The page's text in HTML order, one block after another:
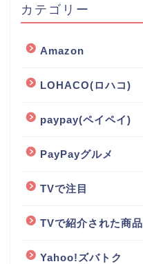
カテゴリー
Amazon
LOHACO(ロハコ)
paypay(ペイペイ)
PayPayグルメ
TVで注目
TVで紹介された商品
Yahoo!ズバトク